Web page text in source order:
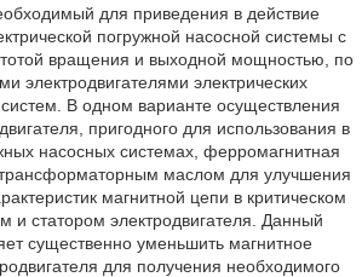
для приведения в действие
погружной насосной системы с
вращения и выходной мощностью, по
электродвигателями электрических
В одном варианте осуществления
пригодного для использования в
насосных системах, ферромагнитная
маслом для улучшения
магнитной цепи в критическом
и статором электродвигателя. Данный
существенно уменьшить магнитное
для получения необходимого